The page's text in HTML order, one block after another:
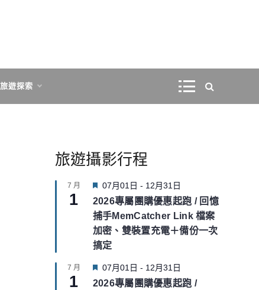
旅遊探索
旅遊攝影行程
7 月
1
F
e
a
t
u
r
e
d
07月01日 - 12月31日
2026專屬團購優惠起跑 / 回憶
捕手MemCatcher Link 檔案
加密、雙裝置充電＋備份一次
搞定
7 月
1
F
e
07月01日 - 12月31日
2026專屬團購優惠起跑 /